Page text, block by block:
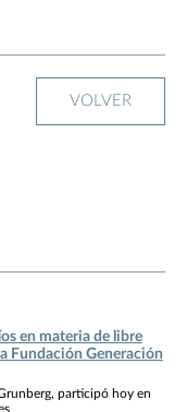
VOLVER
en materia de libre
Fundación Generación
participó hoy en